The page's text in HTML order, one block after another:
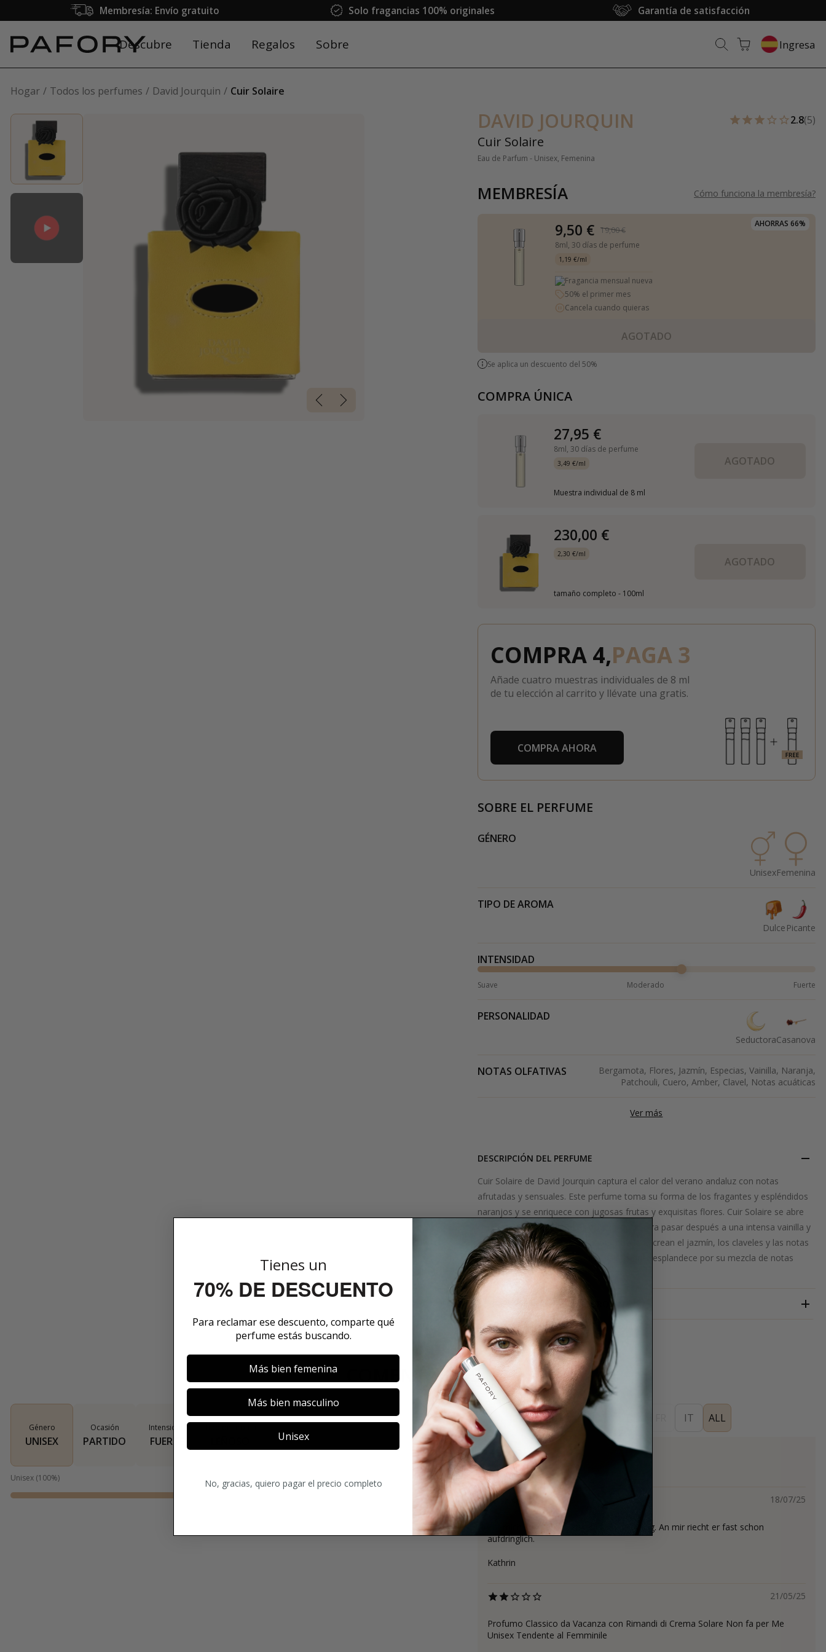
Membresía: Envío gratuito Solo fragancias 100% originales Garantía de satisfacción
Descubre Tienda Regalos Sobre Ingresa
Hogar Todos los perfumes David Jourquin Cuir Solaire
DAVID JOURQUIN
Cuir Solaire
Eau de Parfum - Unisex, Femenina
2.8(5)
MEMBRESÍA Cómo funciona la membresía?
AHORRAS 66%
9,50 €
19,00 €
8ml, 30 días de perfume
1,19 €/ml
Fragancia mensual nueva
50% el primer mes
Cancela cuando quieras
AGOTADO
Se aplica un descuento del 50%
COMPRA ÚNICA
27,95 €
8ml, 30 días de perfume
3,49 €/ml
Muestra individual de 8 ml
AGOTADO
230,00 €
2,30 €/ml
tamaño completo - 100ml
AGOTADO
COMPRA 4,PAGA 3
Añade cuatro muestras individuales de 8 ml
de tu elección al carrito y llévate una gratis.
COMPRA AHORA
SOBRE EL PERFUME
GÉNERO
UnisexFemenina
TIPO DE AROMA
Dulce Picante
INTENSIDAD
Suave Moderado Fuerte
PERSONALIDAD
SeductoraCasanova
NOTAS OLFATIVAS
Bergamota, Flores, Jazmín, Especias, Vainilla, Naranja,
Patchouli, Cuero, Amber, Clavel, Notas acuáticas
Ver más
DESCRIPCIÓN DEL PERFUME
Cuir Solaire de David Jourquin captura el calor del verano andaluz con notas
afrutadas y sensuales. Este perfume toma su forma de los fragantes y espléndidos
naranjos y se enriquece con jugosas frutas y exquisitas flores. Cuir Solaire se abre
con notas de cuero, ámbar y heliotropo, para pasar después a una intensa vainilla y
un delicado pachulí. La sensación mágica la crean el jazmín, los claveles y las notas
marinas saladas. Una fragancia salada que resplandece por su mezcla de notas
especiadas oceánicas.
DAVID JOURQUIN
COMENTARIOS
Género
UNISEX
Ocasión
PARTIDO
Intensidad
FUERTE
Unisex (100%)
IT ALL
2.8
5 Comentarios
18/07/25
Für mich zu intensiv, zu rauchig und holzig. An mir riecht er fast schon
aufdringlich.
Kathrin
21/05/25
Profumo Classico da Vacanza con Rimandi di Crema Solare Non fa per Me
Unisex Tendente al Femminile
Tienes un
70% DE DESCUENTO
Para reclamar ese descuento, comparte qué
perfume estás buscando.
Más bien femenina
Más bien masculino
Unisex
No, gracias, quiero pagar el precio completo